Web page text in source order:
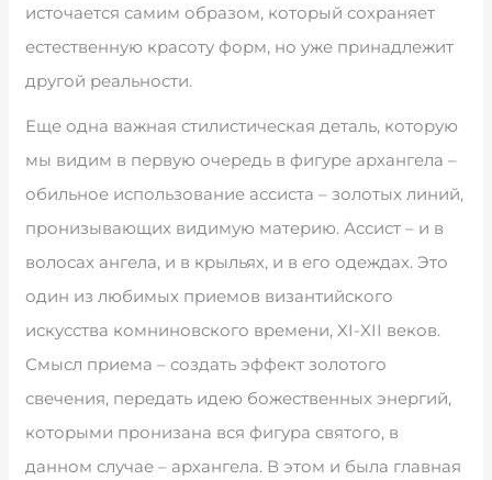
источается самим образом, который сохраняет
естественную красоту форм, но уже принадлежит
другой реальности.
Еще одна важная стилистическая деталь, которую
мы видим в первую очередь в фигуре архангела –
обильное использование ассиста – золотых линий,
пронизывающих видимую материю. Ассист – и в
волосах ангела, и в крыльях, и в его одеждах. Это
один из любимых приемов византийского
искусства комниновского времени, XI-XII веков.
Смысл приема – создать эффект золотого
свечения, передать идею божественных энергий,
которыми пронизана вся фигура святого, в
данном случае – архангела. В этом и была главная